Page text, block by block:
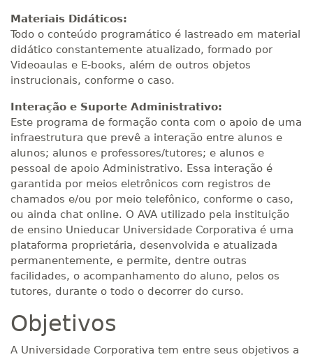
Materiais Didáticos:
Todo o conteúdo programático é lastreado em material
didático constantemente atualizado, formado por
Videoaulas e E-books, além de outros objetos
instrucionais, conforme o caso.
Interação e Suporte Administrativo:
Este programa de formação conta com o apoio de uma
infraestrutura que prevê a interação entre alunos e
alunos; alunos e professores/tutores; e alunos e
pessoal de apoio Administrativo. Essa interação é
garantida por meios eletrônicos com registros de
chamados e/ou por meio telefônico, conforme o caso,
ou ainda chat online. O AVA utilizado pela instituição
de ensino Unieducar Universidade Corporativa é uma
plataforma proprietária, desenvolvida e atualizada
permanentemente, e permite, dentre outras
facilidades, o acompanhamento do aluno, pelos os
tutores, durante o todo o decorrer do curso.
Objetivos
A Universidade Corporativa tem entre seus objetivos a